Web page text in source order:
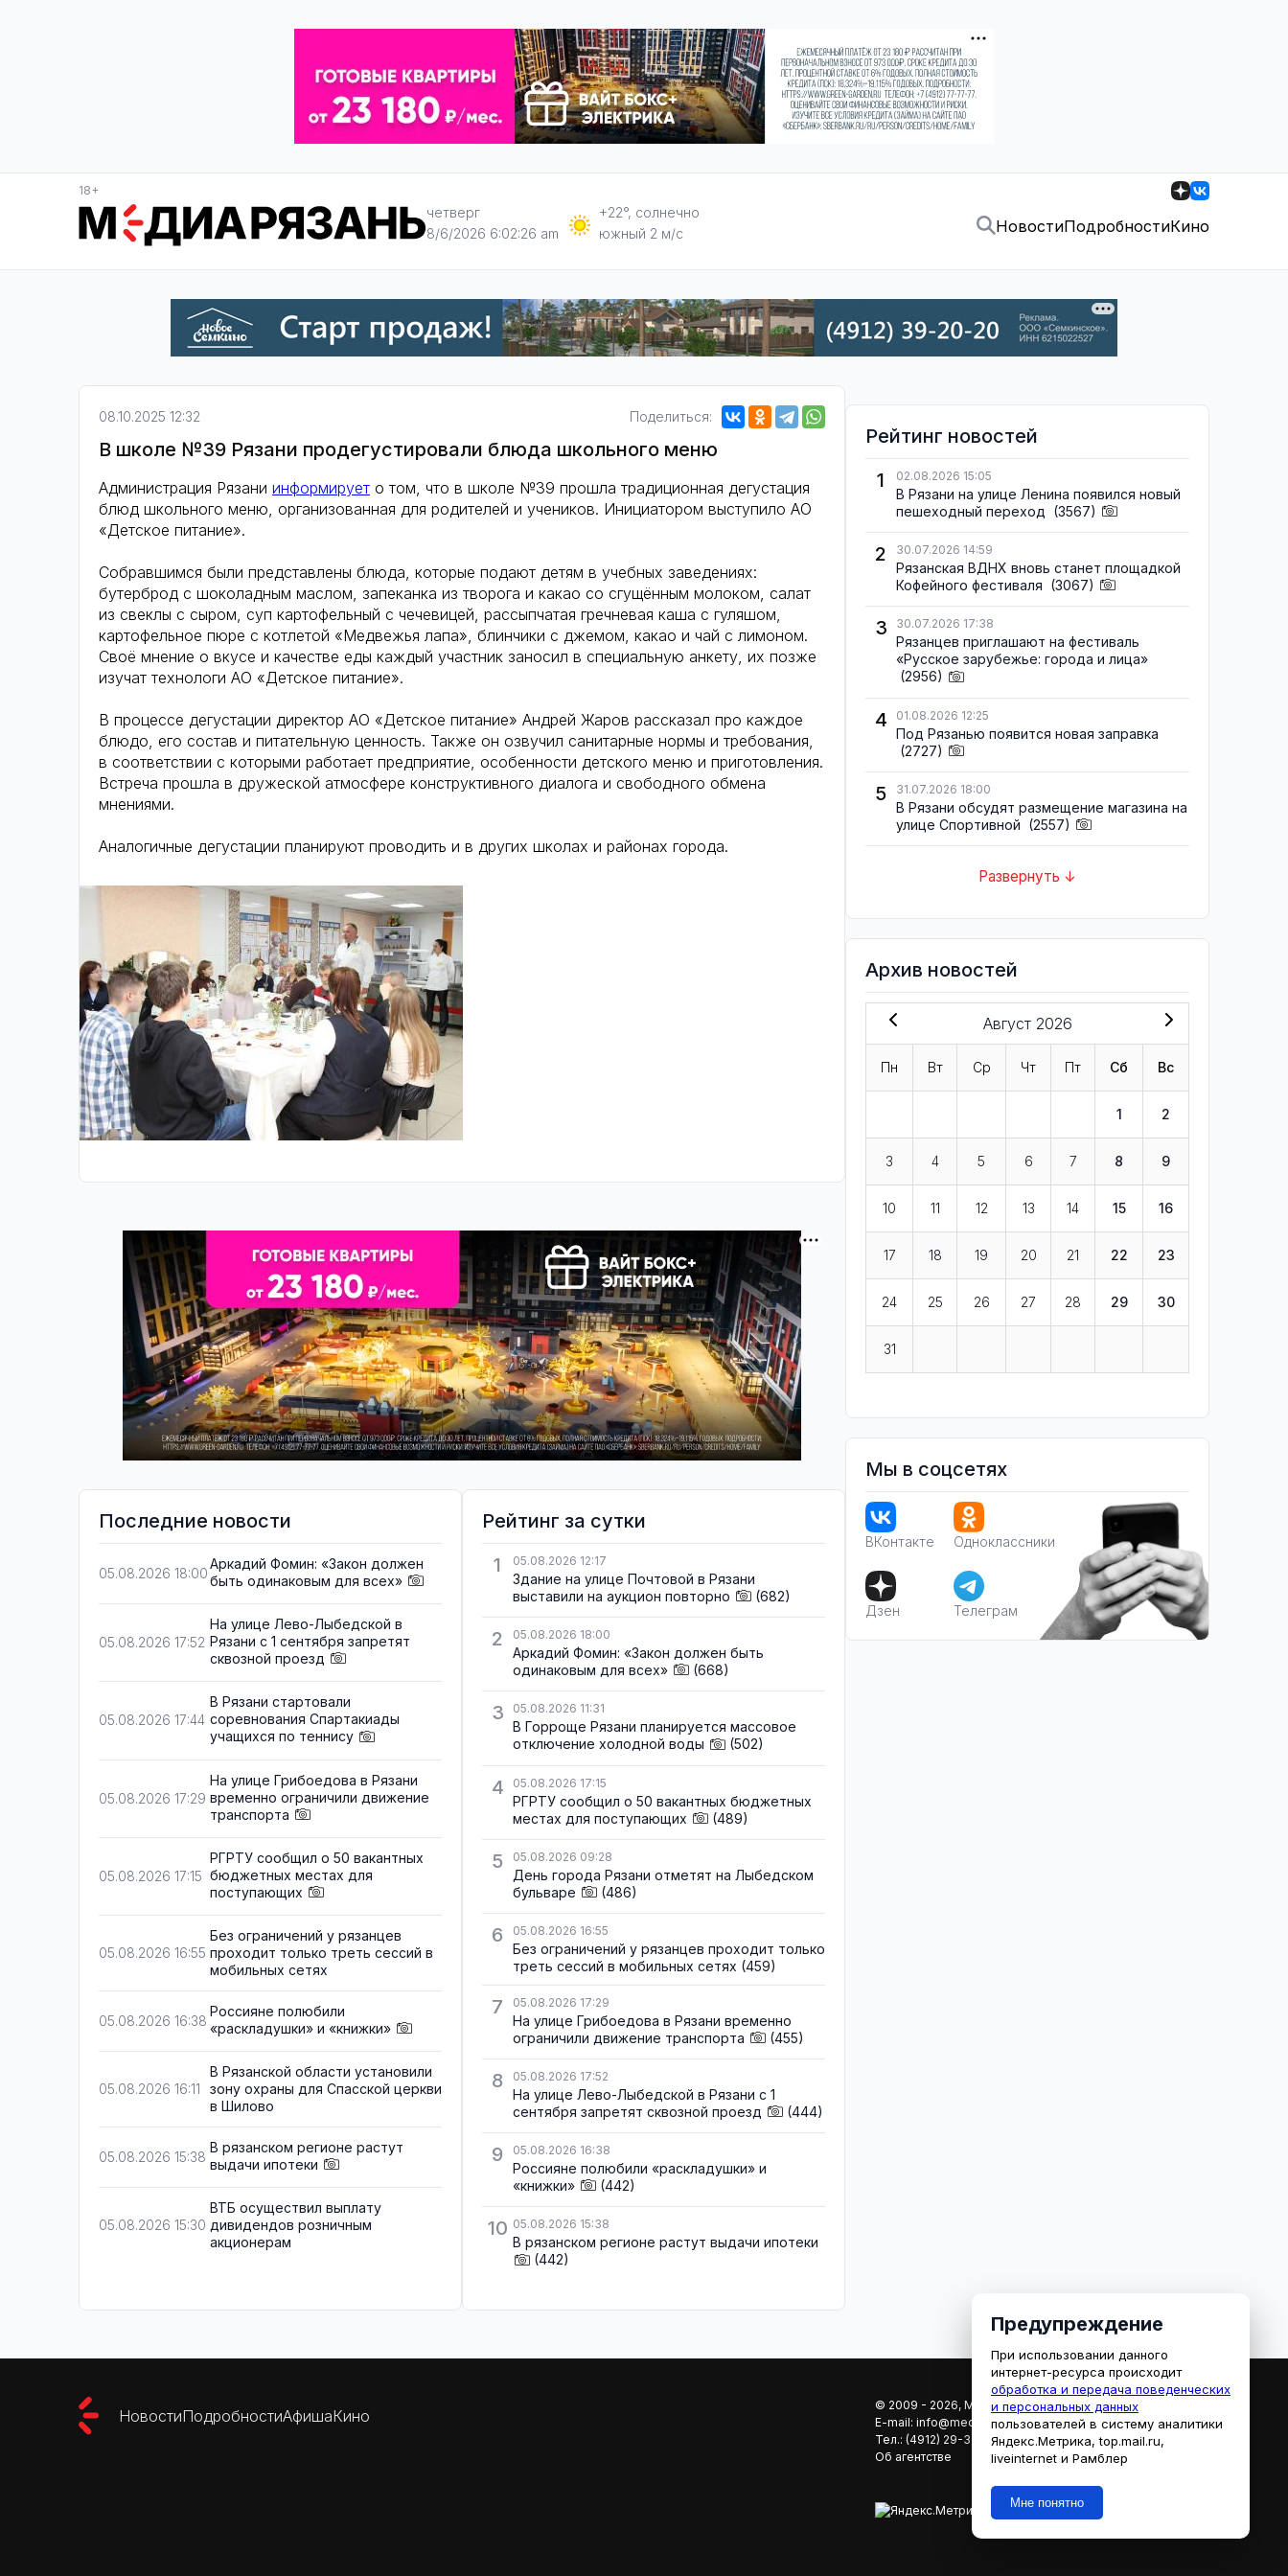
18+
четверг
8/6/2026 6:02:27 am
+22°, солнечно
южный 2 м/с
НовостиПодробностиКино
08.10.2025 12:32 Поделиться:
В школе №39 Рязани продегустировали блюда школьного меню
Администрация Рязани информирует о том, что в школе №39 прошла традиционная дегустация
блюд школьного меню, организованная для родителей и учеников. Инициатором выступило АО
«Детское питание».
Собравшимся были представлены блюда, которые подают детям в учебных заведениях:
бутерброд с шоколадным маслом, запеканка из творога и какао со сгущённым молоком, салат
из свеклы с сыром, суп картофельный с чечевицей, рассыпчатая гречневая каша с гуляшом,
картофельное пюре с котлетой «Медвежья лапа», блинчики с джемом, какао и чай с лимоном.
Своё мнение о вкусе и качестве еды каждый участник заносил в специальную анкету, их позже
изучат технологи АО «Детское питание».
В процессе дегустации директор АО «Детское питание» Андрей Жаров рассказал про каждое
блюдо, его состав и питательную ценность. Также он озвучил санитарные нормы и требования,
в соответствии с которыми работает предприятие, особенности детского меню и приготовления.
Встреча прошла в дружеской атмосфере конструктивного диалога и свободного обмена
мнениями.
Аналогичные дегустации планируют проводить и в других школах и районах города.
Последние новости
05.08.2026 18:00
Аркадий Фомин: «Закон должен
быть одинаковым для всех»
05.08.2026 17:52
На улице Лево-Лыбедской в
Рязани с 1 сентября запретят
сквозной проезд
05.08.2026 17:44
В Рязани стартовали
соревнования Спартакиады
учащихся по теннису
05.08.2026 17:29
На улице Грибоедова в Рязани
временно ограничили движение
транспорта
05.08.2026 17:15
РГРТУ сообщил о 50 вакантных
бюджетных местах для
поступающих
05.08.2026 16:55
Без ограничений у рязанцев
проходит только треть сессий в
мобильных сетях
05.08.2026 16:38
Россияне полюбили
«раскладушки» и «книжки»
05.08.2026 16:11
В Рязанской области установили
зону охраны для Спасской церкви
в Шилово
05.08.2026 15:38
В рязанском регионе растут
выдачи ипотеки
05.08.2026 15:30
ВТБ осуществил выплату
дивидендов розничным
акционерам
Рейтинг за сутки
1
05.08.2026 12:17
Здание на улице Почтовой в Рязани
выставили на аукцион повторно
(682)
2 05.08.2026 18:00
Аркадий Фомин: «Закон должен быть
одинаковым для всех»
(668)
3 05.08.2026 11:31
В Горроще Рязани планируется массовое
отключение холодной воды
(502)
4 05.08.2026 17:15
РГРТУ сообщил о 50 вакантных бюджетных
местах для поступающих
(489)
5 05.08.2026 09:28
День города Рязани отметят на Лыбедском
бульваре
(486)
6 05.08.2026 16:55
Без ограничений у рязанцев проходит только
треть сессий в мобильных сетях (459)
7 05.08.2026 17:29
На улице Грибоедова в Рязани временно
ограничили движение транспорта
(455)
8 05.08.2026 17:52
На улице Лево-Лыбедской в Рязани с 1
сентября запретят сквозной проезд
(444)
9 05.08.2026 16:38
Россияне полюбили «раскладушки» и
«книжки»
(442)
10 05.08.2026 15:38
В рязанском регионе растут выдачи ипотеки
(442)
Рейтинг новостей
1
02.08.2026 15:05
В Рязани на улице Ленина появился новый
пешеходный переход (3567)
2 30.07.2026 14:59
Рязанская ВДНХ вновь станет площадкой
Кофейного фестиваля (3067)
3 30.07.2026 17:38
Рязанцев приглашают на фестиваль
«Русское зарубежье: города и лица»
(2956)
4 01.08.2026 12:25
Под Рязанью появится новая заправка
(2727)
5 31.07.2026 18:00
В Рязани обсудят размещение магазина на
улице Спортивной (2557)
Развернуть ↓
Архив новостей
Август 2026
Пн Вт Ср Чт Пт Сб Вс
1 2
3 4 5 6 7 8 9
10 11 12 13 14 15 16
17 18 19 20 21 22 23
24 25 26 27 28 29 30
31
Мы в соцсетях
ВКонтакте Одноклассники
Дзен Телеграм
НовостиПодробностиАфишаКино
© 2009 - 2026, МЕДИАРЯЗАНЬ
E-mail: info@mediaryazan.ru, reklama@mediaryazan.ru
Тел.: (4912) 29-33-66
Об агентстве
Предупреждение
При использовании данного
интернет-ресурса происходит
обработка и передача поведенческих
и персональных данных
пользователей в систему аналитики
Яндекс.Метрика, top.mail.ru,
liveinternet и Рамблер
Мне понятно